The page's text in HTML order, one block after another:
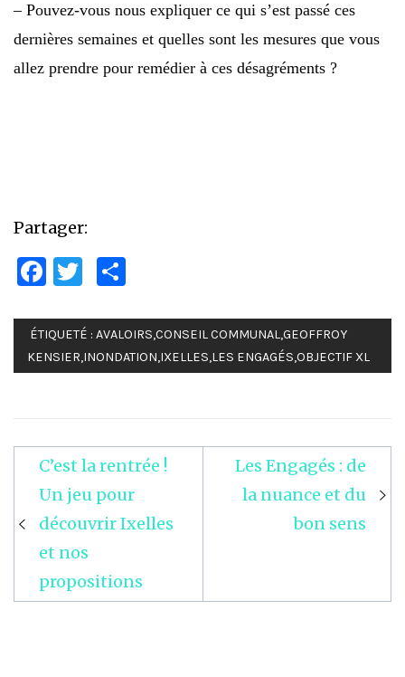
– Pouvez-vous nous expliquer ce qui s’est passé ces
dernières semaines et quelles sont les mesures que vous
allez prendre pour remédier à ces désagréments ?
Partager:
Facebook
Twitter
ÉTIQUETÉ : AVALOIRS,CONSEIL COMMUNAL,GEOFFROY
KENSIER,INONDATION,IXELLES,LES ENGAGÉS,OBJECTIF XL
Navigation
de
l’article
C’est la rentrée !
Un jeu pour
découvrir Ixelles
et nos
propositions
Les Engagés : de
la nuance et du
bon sens